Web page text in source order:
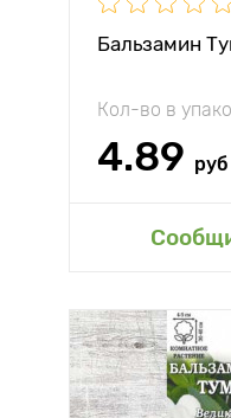
Бальзамин
Кол-во в
4.89 руб